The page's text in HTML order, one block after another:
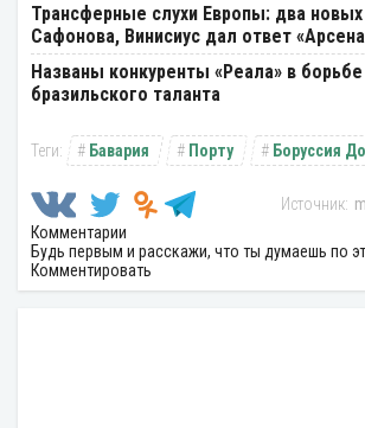
Трансферные слухи Европы: два новых
Сафонова, Винисиус дал ответ
Названы конкуренты «Реала» в борьбе
бразильского таланта
Бавария Порту Боруссия
Комментарии
Будь первым и расскажи, что ты думаешь по
Комментировать